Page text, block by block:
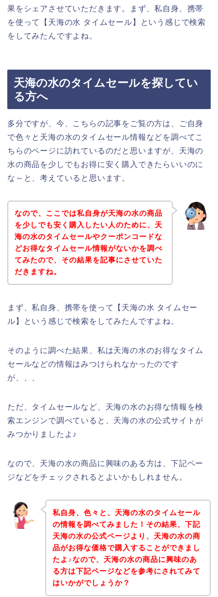
果をシェアさせていただきます。まず、私自身、携帯
を使って【天海の水 タイムセール】という感じで検索
をしてみたんですよね。
天海の水のタイムセールを探してい
る方へ
多分ですが、今、こちらの記事をご覧の方は、ご自身
で色々と天海の水のタイムセール情報などを調べてこ
ちらのページに訪れているのだと思いますが、天海の
水の商品を少しでもお得に安く購入できたらいいのに
な～と、考えていると思います。
なので、ここでは私自身が天海の水の商品
を少しでも安く購入したい人のために、天
海の水のタイムセールやクーポンコードな
どお得なタイムセール情報がないかを調べ
てみたので、その結果を記事にさせていた
だきますね。
まず、私自身、携帯を使って【天海の水 タイムセー
ル】という感じで検索をしてみたんですよね。
そのように調べた結果、私は天海の水のお得なタイム
セールなどの情報はみつけられなかったのです
が、、、
ただ、タイムセールなど、天海の水のお得な情報を検
索エンジンで調べていると、天海の水の公式サイトが
みつかりましたよ♪
なので、天海の水の商品に興味のある方は、下記ペー
ジなどをチェックされるとよいかもしれません。
私自身、色々と、天海の水のタイムセール
の情報を調べてみました！その結果、下記
天海の水の公式ページより、天海の水の商
品がお得な価格で購入することができまし
たよ♪なので、天海の水の商品に興味のあ
る方は下記ページなどを参考にされてみて
はいかがでしょうか？